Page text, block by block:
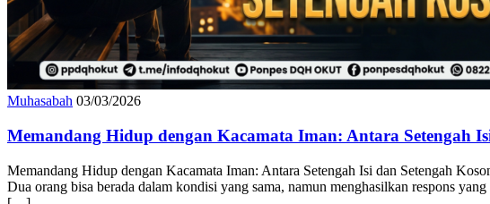
Muhasabah 03/03/2026
Memandang Hidup dengan Kacamata Iman: Antara Setengah
Memandang Hidup dengan Kacamata Iman: Antara Setengah Isi dan Setengah
Dua orang bisa berada dalam kondisi yang sama, namun menghasilkan respons